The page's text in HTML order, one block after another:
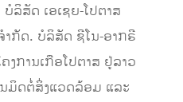
ລິສັດ ເອເຊຍ-ໂປຕາສ
າກັດ. ບໍລິສັດ ຊີໂນ-ອາກຣີ
ງການເກືອໂປຕາສ ຢູ່ລາວ
ມິດຕໍ່ສິ່ງແວດລ້ອມ ແລະ